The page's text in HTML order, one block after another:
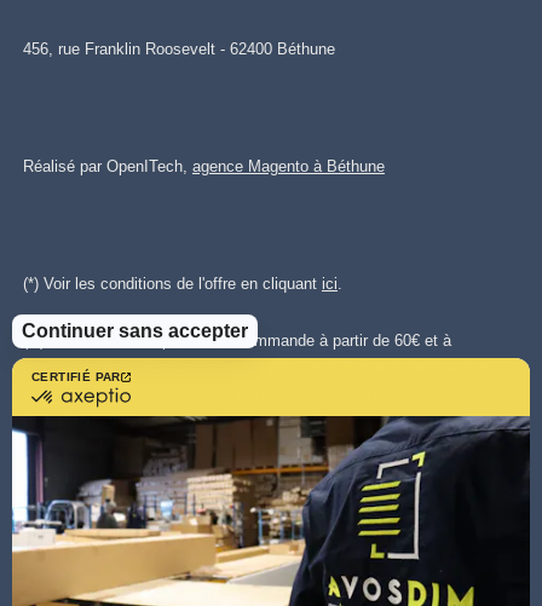
CERTIFIÉ PAR
En
savoir
plus
sur
Axeptio
Continuer sans accepter
456, rue Franklin Roosevelt - 62400 Béthune
Réalisé par OpenITech, agence Magento à Béthune
(*) Voir les conditions de l'offre en cliquant ici
(**)Livraison offerte pour toute commande à partir de 60€ et à
destination de la France métropolitaine - hors Corse et destinations
spéciales. Offre valable sur le transporteur le moins cher disponible.
Plus d'infos cliquezici..
Les visuels du site sont la propriété intellectuelle d'Avosdim, toute
reproduction partielle ou totale est interdite.